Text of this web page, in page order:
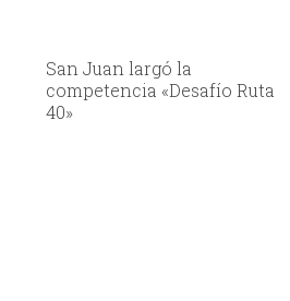
San Juan largó la
competencia «Desafío Ruta
40»